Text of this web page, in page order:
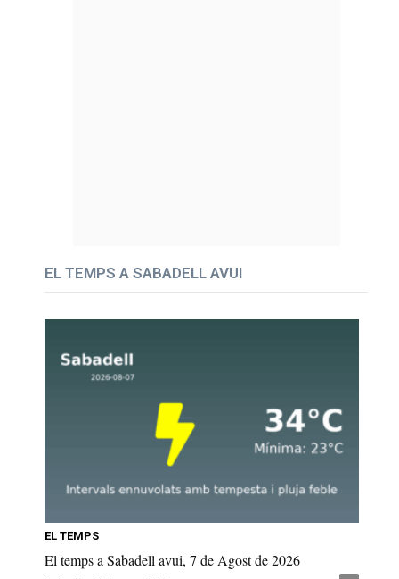
EL TEMPS A SABADELL AVUI
EL TEMPS
El temps a Sabadell avui, 7 de Agost de 2026